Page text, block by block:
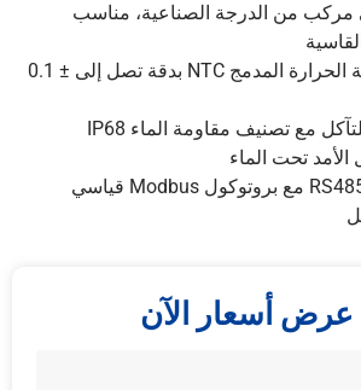
من الدرجة الصناعية، مناسب
مستشعر درجة الحرارة المدمج NTC بدقة تصل إلى ± 0.1
هيكل مقاوم للتآكل مع تصنيف مقاومة الماء IP68
تحت الماء
واجهة اتصال RS485 مع بروتوكول Modbus قياسي
أسعار الآن